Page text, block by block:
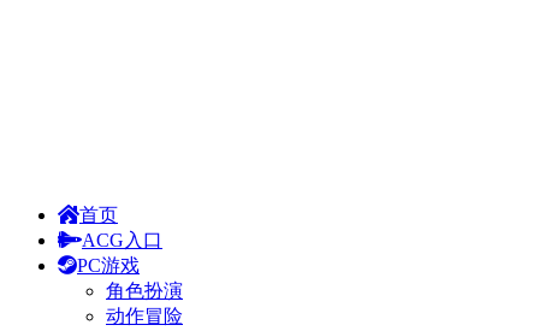
首页
ACG入口
PC游戏
角色扮演
动作冒险